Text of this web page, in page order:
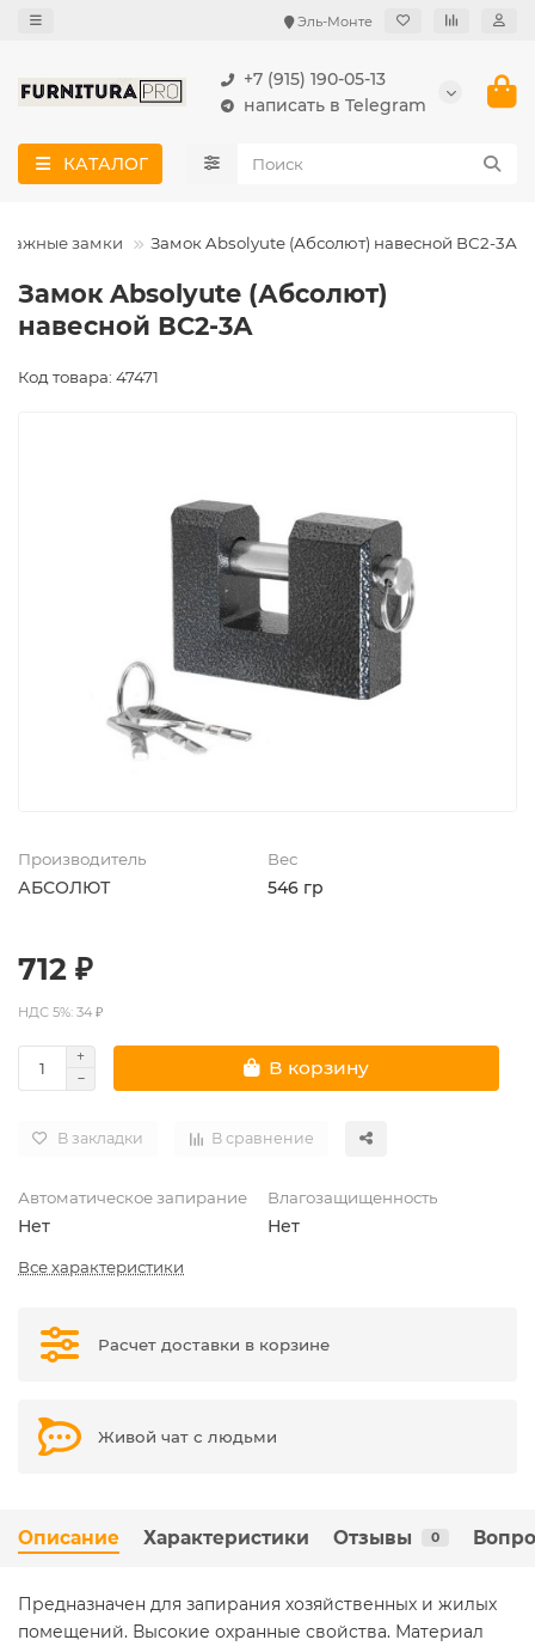
Эль-Монте
+7 (915) 190-05-13
написать в Telegram
КАТАЛОГ
замки Замок Absolyute (Абсолют) навесной ВС2-3А
Замок Absolyute (Абсолют)
навесной ВС2-3А
Код товара: 47471
Производитель
АБСОЛЮТ
Вес
546 гр
712 ₽
НДС 5%: 34 ₽
В корзину
В закладки В сравнение
Автоматическое запирание
Нет
Влагозащищенность
Нет
Все характеристики
Расчет доставки в корзине
Живой чат с людьми
Описание Характеристики Отзывы 0
Предназначен для запирания хозяйственных и жилых
помещений. Высокие охранные свойства. Материал